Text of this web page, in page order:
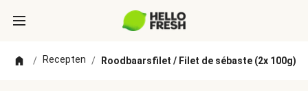
/ Recepten / Roodbaarsfilet / Filet de sébaste (2x 100g)